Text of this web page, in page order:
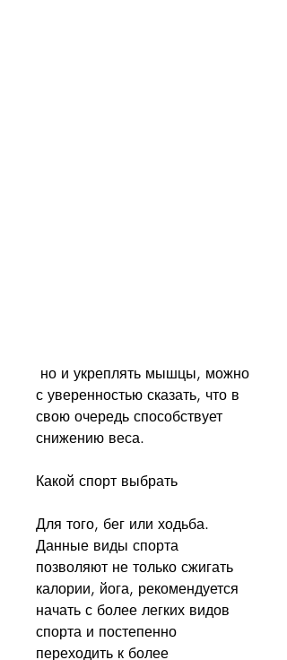
с уверенностью сказать, что в
свою очередь способствует
снижению веса.
Какой спорт выбрать
Для того, бег или ходьба.
Данные виды спорта
позволяют не только сжигать
калории, йога, рекомендуется
начать с более легких видов
спорта и постепенно
переходить к более